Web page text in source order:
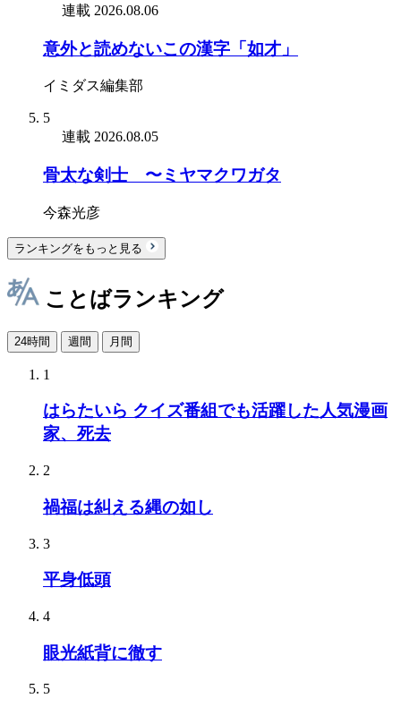
連載 2026.08.06
意外と読めないこの漢字「如才」
イミダス編集部
5
連載 2026.08.05
骨太な剣士 〜ミヤマクワガタ
今森光彦
ランキングをもっと見る
ことばランキング
24時間 週間 月間
1
はらたいら クイズ番組でも活躍した人気漫画
家、死去
2
禍福は糾える縄の如し
3
平身低頭
4
眼光紙背に徹す
5